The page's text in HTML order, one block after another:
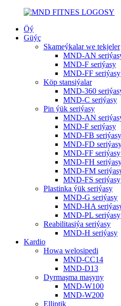
Öý
Güýç
Skameýkalar we tekjeler
MND-AN
MND-F seriýasy
MND-FF seriýasy
Köp stansiýalar
MND-360
MND-C seriýasy
Pin ýük seriýasy
MND-AN
MND-F seriýasy
MND-FB seriýasy
MND-FD
MND-FF seriýasy
MND-FH
MND-FM
MND-FS seriýasy
Plastinka ýük seriýasy
MND-G seriýasy
MND-HA
MND-PL seriýasy
Reabilitasiýa seriýasy
MND-H seriýasy
Kardio
Howa welosipedi
MND-CC14
MND-D13
Dyrmaşma maşyny
MND-W100
MND-W200
Elliptik